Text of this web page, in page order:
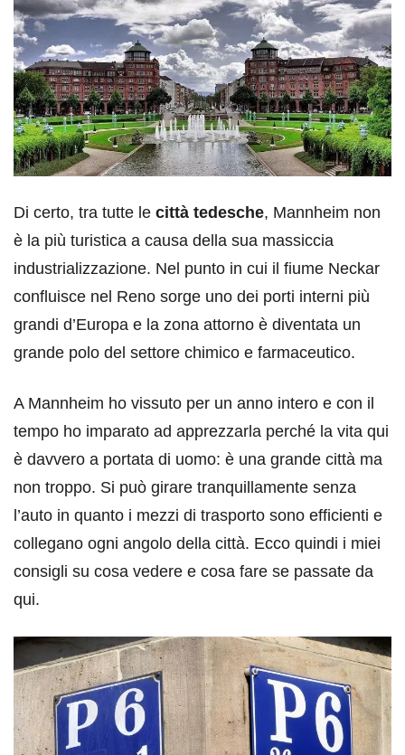
Di certo, tra tutte le città tedesche, Mannheim non
è la più turistica a causa della sua massiccia
industrializzazione. Nel punto in cui il fiume Neckar
confluisce nel Reno sorge uno dei porti interni più
grandi d’Europa e la zona attorno è diventata un
grande polo del settore chimico e farmaceutico.
A Mannheim ho vissuto per un anno intero e con il
tempo ho imparato ad apprezzarla perché la vita qui
è davvero a portata di uomo: è una grande città ma
non troppo. Si può girare tranquillamente senza
l’auto in quanto i mezzi di trasporto sono efficienti e
collegano ogni angolo della città. Ecco quindi i miei
consigli su cosa vedere e cosa fare se passate da
qui.